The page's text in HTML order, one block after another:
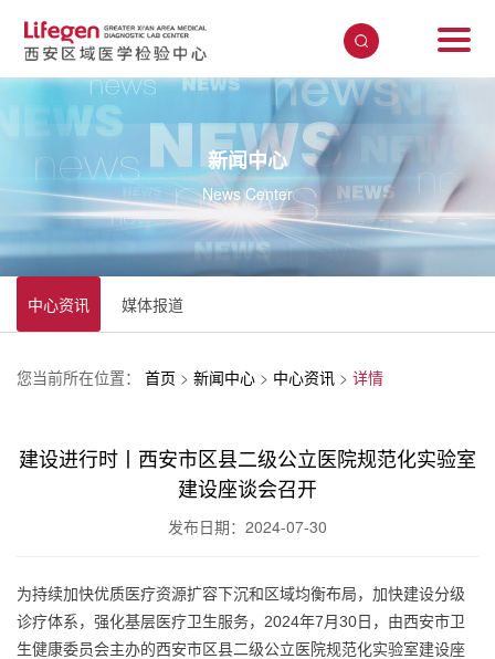
新闻中心
News Center
中心资讯 媒体报道
您当前所在位置： 首页 > 新闻中心 > 中心资讯 > 详情
建设进行时丨西安市区县二级公立医院规范化实验室
建设座谈会召开
发布日期：2024-07-30
为持续加快优质医疗资源扩容下沉和区域均衡布局，加快建设分级
诊疗体系，强化基层医疗卫生服务，2024年7月30日，由西安市卫
生健康委员会主办的西安市区县二级公立医院规范化实验室建设座